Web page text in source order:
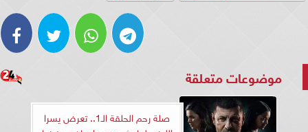
موضوعات متعلقة
صلة رحم الحلقة الـ1.. تعرض يسرا